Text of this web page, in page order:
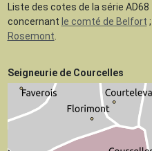
Liste des cotes de la série
concernant le comté de Belfort ;
Rosemont
Seigneurie de Courcelles